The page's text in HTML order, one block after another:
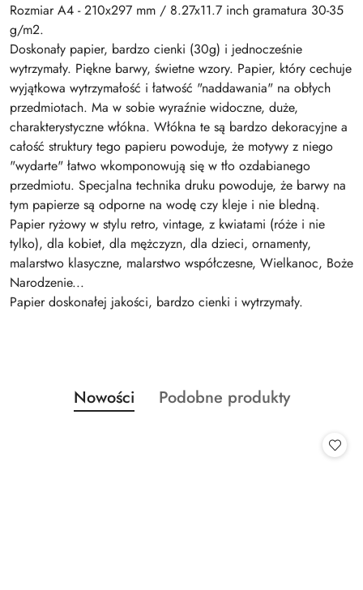
Rozmiar A4 - 210x297 mm / 8.27x11.7 inch gramatura 30-35
g/m2.
Doskonały papier, bardzo cienki (30g) i jednocześnie
wytrzymały. Piękne barwy, świetne wzory. Papier, który cechuje
wyjątkowa wytrzymałość i łatwość "naddawania" na obłych
przedmiotach. Ma w sobie wyraźnie widoczne, duże,
charakterystyczne włókna. Włókna te są bardzo dekoracyjne a
całość struktury tego papieru powoduje, że motywy z niego
"wydarte" łatwo wkomponowują się w tło ozdabianego
przedmiotu. Specjalna technika druku powoduje, że barwy na
tym papierze są odporne na wodę czy kleje i nie bledną.
Papier ryżowy w stylu retro, vintage, z kwiatami (róże i nie
tylko), dla kobiet, dla mężczyzn, dla dzieci, ornamenty,
malarstwo klasyczne, malarstwo współczesne, Wielkanoc, Boże
Narodzenie...
Papier doskonałej jakości, bardzo cienki i wytrzymały.
Pomiń karuzelę produktów
Produkty
o
Nowości
Produkty
Podobne produkty